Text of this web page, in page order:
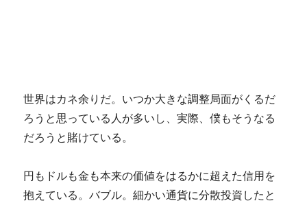
世界はカネ余りだ。いつか大きな調整局面がくるだ
ろうと思っている人が多いし、実際、僕もそうなる
だろうと賭けている。
円もドルも金も本来の価値をはるかに超えた信用を
抱えている。バブル。細かい通貨に分散投資したと